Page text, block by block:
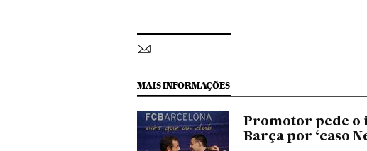
MAIS INFORMAÇÕES
Promotor pede o
Barça por ‘caso